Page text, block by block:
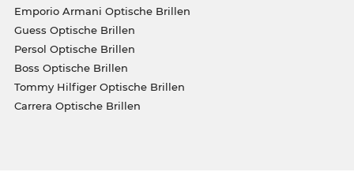
Emporio Armani Optische Brillen
Guess Optische Brillen
Persol Optische Brillen
Boss Optische Brillen
Tommy Hilfiger Optische Brillen
Carrera Optische Brillen